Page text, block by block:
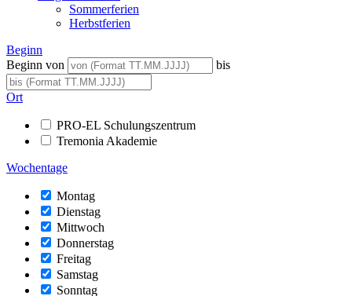
Sommerferien
Herbstferien
Beginn
Beginn von
bis
Ort
PRO-EL Schulungszentrum
Tremonia Akademie
Wochentage
Montag
Dienstag
Mittwoch
Donnerstag
Freitag
Samstag
Sonntag